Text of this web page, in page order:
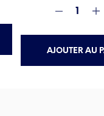
AJOUTER AU